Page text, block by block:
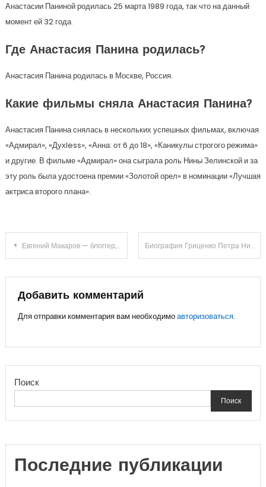
Анастасии Паниной родилась 25 марта 1989 года, так что на данный
момент ей 32 года.
Где Анастасия Панина родилась?
Анастасия Панина родилась в Москве, Россия.
Какие фильмы сняла Анастасия Панина?
Анастасия Панина снялась в нескольких успешных фильмах, включая
«Адмирал», «Духless», «Анна: от 6 до 18», «Каникулы строгого режима»
и другие. В фильме «Адмирал» она сыграла роль Нины Зелинской и за
эту роль была удостоена премии «Золотой орел» в номинации «Лучшая
актриса второго плана».
Навигация
по
записям
Евгений Макаров — блоггер, чья биография наполнена достижениями и увлекательными интересами Биография Гриценко Петра Николаевича — МЧС России
Добавить комментарий
Для отправки комментария вам необходимоавторизоваться.
Поиск
Поиск
Последние публикации